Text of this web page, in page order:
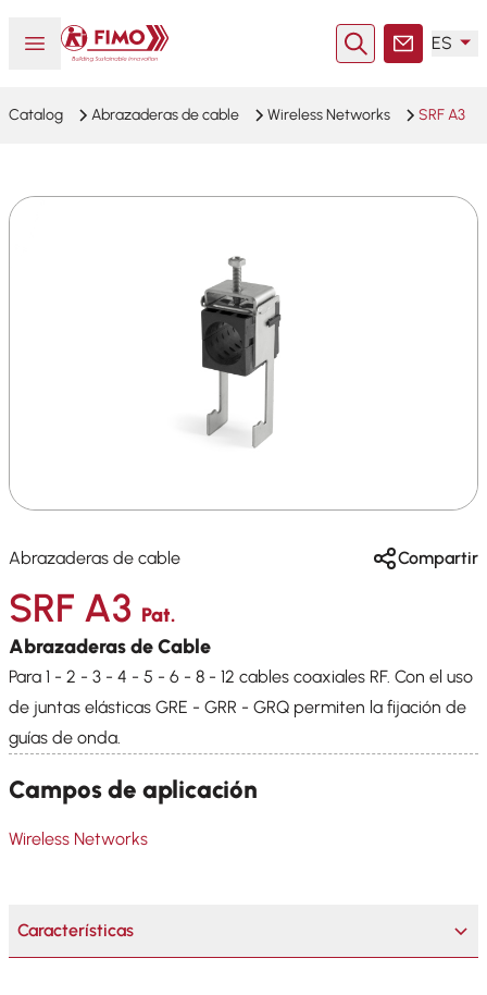
Abrir o cerrar el menú
Volver a la página principal
Buscar enContacto
ES
Catalog Abrazaderas de cable Wireless Networks SRF A3
Abrazaderas de cable Compartir
SRF A3 Pat.
Abrazaderas de Cable
Para 1 - 2 - 3 - 4 - 5 - 6 - 8 - 12 cables coaxiales RF. Con el uso
de juntas elásticas GRE - GRR - GRQ permiten la fijación de
guías de onda.
Campos de aplicación
Wireless Networks
Características